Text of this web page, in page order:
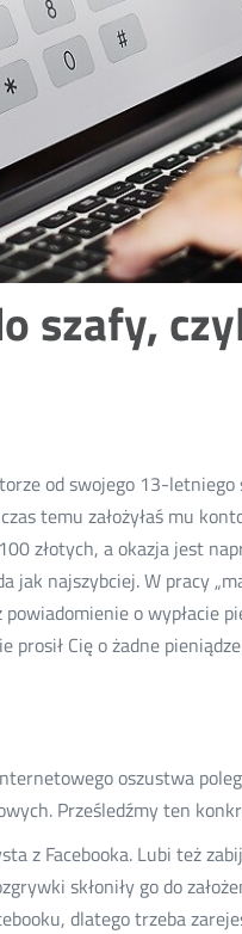
szafy,
od swojego 13-
temu założyłaś mu
złotych, a okazja jest
jak najszybciej. W pracy
o wypłacie
Cię o żadne
oszustwa
Prześledźmy ten
z Facebooka. Lubi też
skłoniły go do
dlatego trzeba